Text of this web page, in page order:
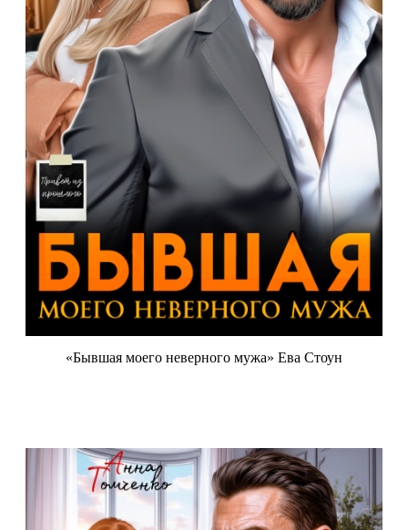
«Бывшая моего неверного мужа» Ева Стоун